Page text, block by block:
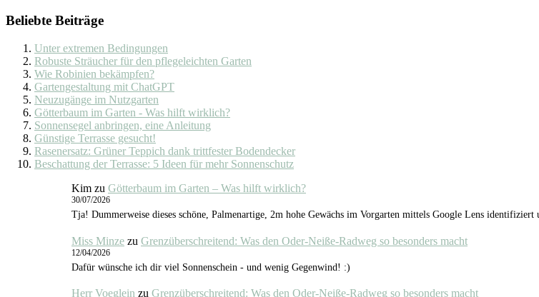
Beliebte Beiträge
Unter extremen Bedingungen
Robuste Sträucher für den pflegeleichten Garten
Wie Robinien bekämpfen?
Gartengestaltung mit ChatGPT
Neuzugänge im Nutzgarten
Götterbaum im Garten - Was hilft wirklich?
Sonnensegel anbringen, eine Anleitung
Günstige Terrasse gesucht!
Rasenersatz: Grüner Teppich dank trittfester Bodendecker
Beschattung der Terrasse: 5 Ideen für mehr Sonnenschutz
Kim zu Götterbaum im Garten – Was hilft wirklich?
30/07/2026
Tja! Dummerweise dieses schöne, Palmenartige, 2m hohe Gewächs im Vorgarten mittels Google Lens
Miss Minze zu Grenzüberschreitend: Was den Oder-Neiße-Radweg so besonders macht
12/04/2026
Dafür wünsche ich dir viel Sonnenschein - und wenig Gegenwind! :)
Herr Voeglein zu Grenzüberschreitend: Was den Oder-Neiße-Radweg so besonders macht